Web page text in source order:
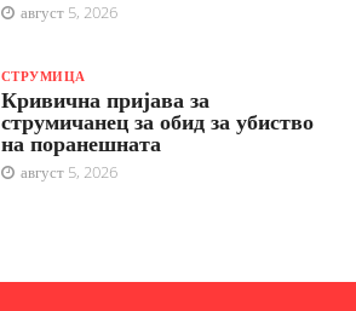
август 5, 2026
СТРУМИЦА
Кривична пријава за
струмичанец за обид за убиство
на поранешната
август 5, 2026